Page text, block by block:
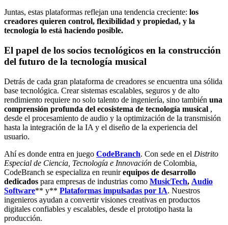
Juntas, estas plataformas reflejan una tendencia creciente: los
creadores quieren control, flexibilidad y propiedad, y la
tecnología lo está haciendo posible.
El papel de los socios tecnológicos en la construcción
del futuro de la tecnología musical
Detrás de cada gran plataforma de creadores se encuentra una sólida
base tecnológica. Crear sistemas escalables, seguros y de alto
rendimiento requiere no solo talento de ingeniería, sino también una
comprensión profunda del ecosistema de tecnología musical ,
desde el procesamiento de audio y la optimización de la transmisión
hasta la integración de la IA y el diseño de la experiencia del
usuario.
Ahí es donde entra en juego CodeBranch. Con sede en el Distrito
Especial de Ciencia, Tecnología e Innovación de Colombia,
CodeBranch se especializa en reunirequipos de desarrollo
dedicados para empresas de industrias como MusicTech, Audio
Software** y** Plataformas impulsadas por IA. Nuestros
ingenieros ayudan a convertir visiones creativas en productos
digitales confiables y escalables, desde el prototipo hasta la
producción.